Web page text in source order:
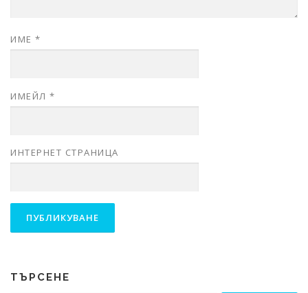
ИМЕ *
ИМЕЙЛ *
ИНТЕРНЕТ СТРАНИЦА
ТЪРСЕНЕ